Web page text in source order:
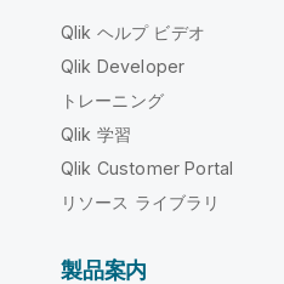
Qlik ヘルプ ビデオ
Qlik Developer
トレーニング
Qlik 学習
Qlik Customer Portal
リソース ライブラリ
製品案内